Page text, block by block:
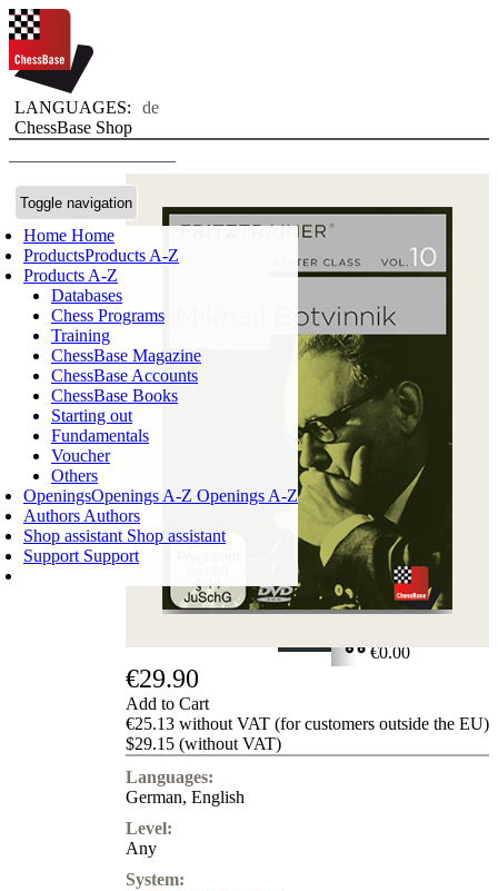
LANGUAGES:
de
ChessBase Shop
Toggle navigation
Home Home
ProductsProducts A-Z
Products A-Z
Databases
Chess Programs
Training
ChessBase Magazine
ChessBase Accounts
ChessBase Books
Starting out
Fundamentals
Voucher
Others
OpeningsOpenings A-Z Openings A-Z
Authors Authors
Shop assistant Shop assistant
Support Support
Login
SHOPPING CART
€0.00
€29.90
Add to Cart
€25.13 without VAT (for customers outside the EU)
$29.15 (without VAT)
Languages:
German, English
Level:
Any
System: